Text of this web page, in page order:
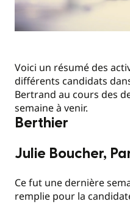
Voici un résumé des
différents candidats
Bertrand au cours des
semaine à venir.
Berthier
Julie Boucher,
Ce fut une dernière
remplie pour la